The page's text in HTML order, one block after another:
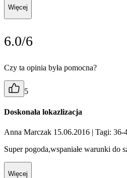
Więcej
6.0/6
Czy ta opinia była pomocna?
5
Doskonała lokazlizacja
Anna Marczak 15.06.2016 | Tagi: 36-
Super pogoda,wspaniałe warunki do
Więcej